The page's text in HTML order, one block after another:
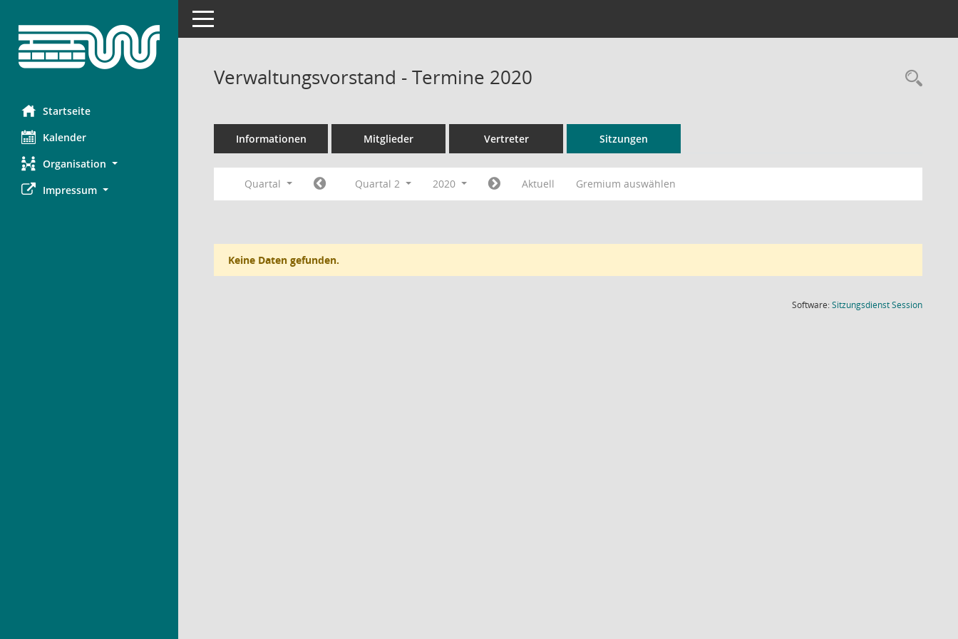
Startseite
Kalender
Organisation
Impressum
Toggle navigation
Verwaltungsvorstand - Termine 2020
Informationen Mitglieder Vertreter Sitzungen
Quartal Quartal 2 2020 Aktuell Gremium auswählen
Keine Daten gefunden.
Software:SitzungsdienstSession(Wird in